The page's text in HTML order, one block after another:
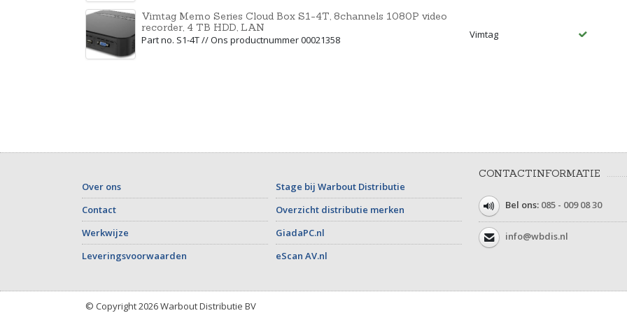
Vimtag Memo Series Cloud Box S1-4T, 8channels 1080P video
recorder, 4 TB HDD, LAN
Part no. S1-4T // Ons productnummer 00021358
Vimtag
Over ons
Contact
Werkwijze
Leveringsvoorwaarden
Stage bij Warbout Distributie
Overzicht distributie merken
GiadaPC.nl
eScan AV.nl
CONTACTINFORMATIE
Bel ons: 085 - 009 08 30
info@wbdis.nl
© Copyright 2026 Warbout Distributie BV